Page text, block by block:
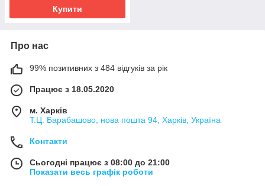
Купити
Про нас
99% позитивних з 484 відгуків за рік
Працює з 18.05.2020
м. Харків
Т.Ц. Барабашово, нова пошта 94, Харків, Україна
Контакти
Сьогодні працює з 08:00 до 21:00
Показати весь графік роботи